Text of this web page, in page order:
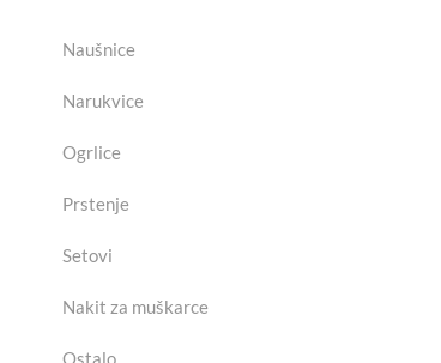
Naušnice
Narukvice
Ogrlice
Prstenje
Setovi
Nakit za muškarce
Ostalo